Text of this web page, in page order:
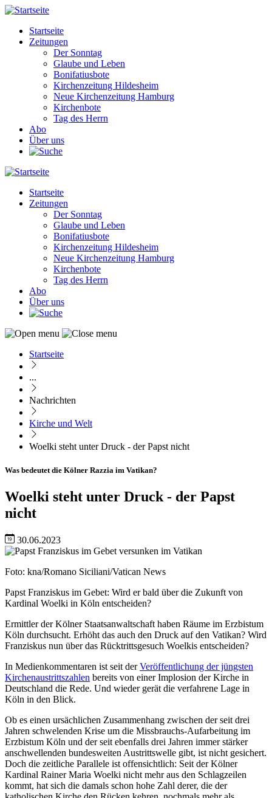
Direkt
Inhalt
Main
navigation
Startseite
Zeitungen
Der Sonntag
Glaube und Leben
Bonifatiusbote
Kirchenzeitung Hildesheim
Neue Kirchenzeitung Hamburg
Kirchenbote
Tag des Herrn
Abo
Über uns
Main
navigation
Startseite
Zeitungen
Der Sonntag
Glaube und Leben
Bonifatiusbote
Kirchenzeitung Hildesheim
Neue Kirchenzeitung Hamburg
Kirchenbote
Tag des Herrn
Abo
Über uns
Pfadnavigation
Startseite
...
Nachrichten
Kirche und Welt
Woelki steht unter Druck - der Papst nicht
Was bedeutet die Kölner Razzia im Vatikan?
Woelki steht unter Druck - der Papst
nicht
30.06.2023
Image
Nachweis
Foto: kna/Romano Siciliani/Vatican News
Caption
Papst Franziskus im Gebet: Wird er bald über die Zukunft von
Kardinal Woelki in Köln entscheiden?
Ermittler der Kölner Staatsanwaltschaft haben Räume im Erzbistum
Köln durchsucht. Erhöht das auch den Druck auf den Vatikan? Wird
Franziskus nun über das Rücktrittsgesuch Woelkis entscheiden?
In Medienkommentaren ist seit derVeröffentlichung der jüngsten
Kirchenaustrittszahlen bereits von einer Implosion der Kirche in
Deutschland die Rede. Und wieder gerät die verfahrene Lage in
Köln in den Blick.
Ob es einen ursächlichen Zusammenhang zwischen der seit drei
Jahren schwelenden Krise um die Missbrauchs-Aufarbeitung im
Erzbistum Köln und der seit ebenfalls drei Jahren immer stärker
anschwellenden bundesweiten Austrittswelle gibt, ist nicht gesichert.
Doch die zeitliche Parallele ist offensichtlich: Seit der Kölner
Kardinal Rainer Maria Woelki nicht mehr aus den Schlagzeilen
kommt, hat sich die damals schon hohe Zahl derer, die der